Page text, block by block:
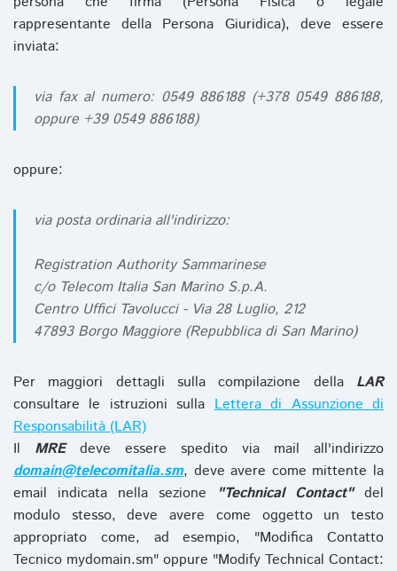
rappresentante della Persona Giuridica), deve essere
inviata:
via fax al numero: 0549 886188 (+378 0549 886188,
oppure +39 0549 886188)
oppure:
via posta ordinaria all'indirizzo:
Registration Authority Sammarinese
c/o Telecom Italia San Marino S.p.A.
Centro Uffici Tavolucci - Via 28 Luglio, 212
47893 Borgo Maggiore (Repubblica di San Marino)
Per maggiori dettagli sulla compilazione della LAR
consultare le istruzioni sullaLettera di Assunzione di
Responsabilità (LAR)
Il MREdeve essere spedito via mail all'indirizzo
domain@telecomitalia.sm, deve avere come mittente la
email indicata nella sezione
"Technical Contact"del
modulo stesso, deve avere come oggetto un testo
appropriato come, ad esempio, "Modifica Contatto
Tecnico mydomain.sm" oppure "Modify Technical Contact: